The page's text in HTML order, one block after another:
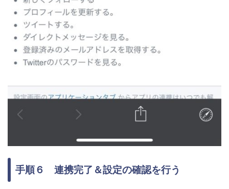
手順６ 連携完了＆設定の確認を行う